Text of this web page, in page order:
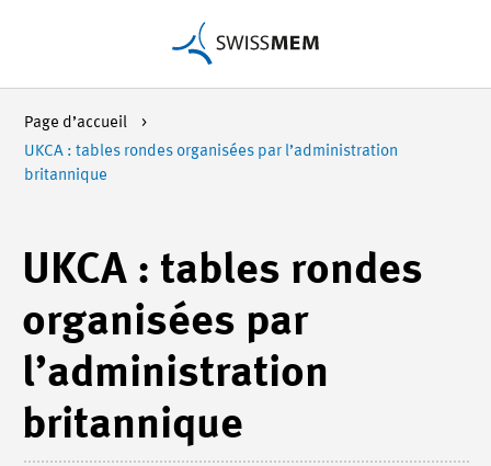
Page d’accueil
UKCA : tables rondes organisées par l’administration
britannique
UKCA : tables rondes
organisées par
l’administration
britannique